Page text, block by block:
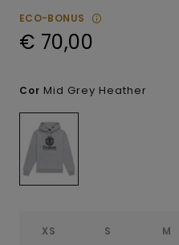
ECO-BONUS
€ 70,00
Cor Mid Grey Heather
XS S M